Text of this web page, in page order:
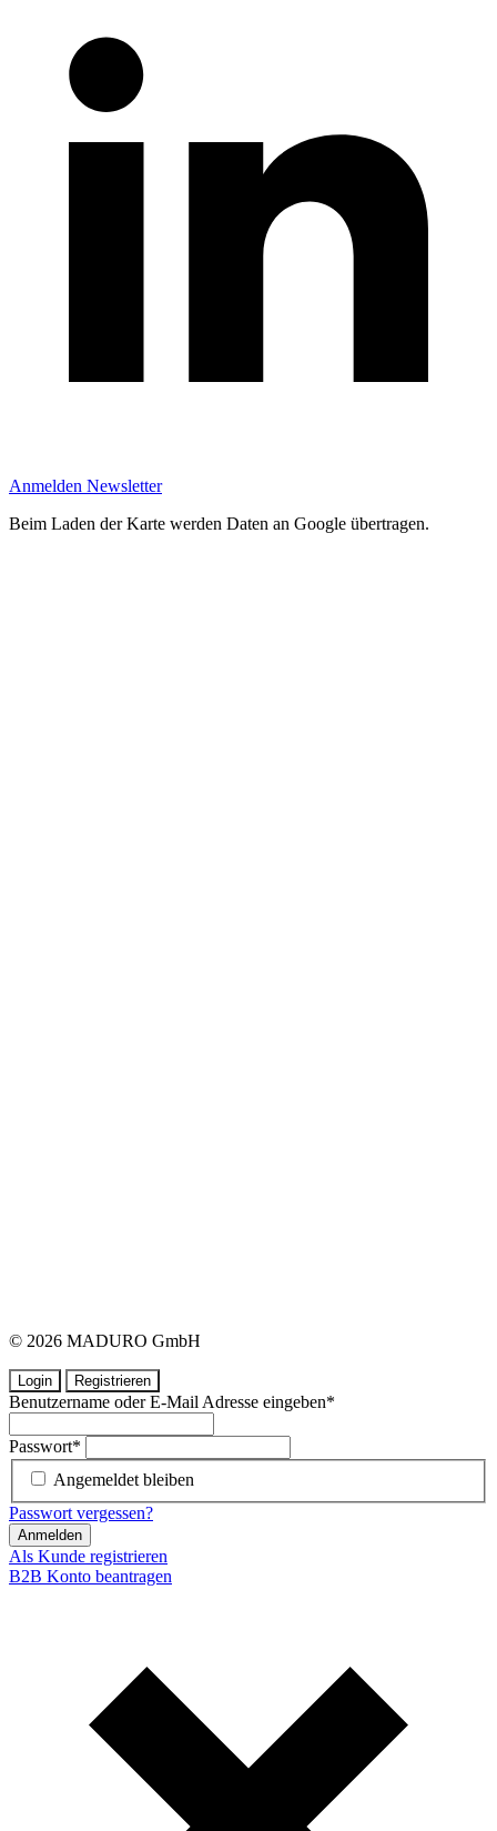
Anmelden Newsletter
Beim Laden der Karte werden Daten an Google übertragen.
© 2026 MADURO GmbH
Login Registrieren
Benutzername oder E-Mail Adresse eingeben*
Passwort*
Angemeldet bleiben
Passwort vergessen?
Anmelden
Als Kunde registrieren
B2B Konto beantragen